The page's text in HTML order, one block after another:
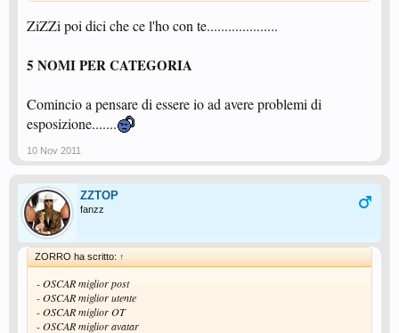
ZiZZi poi dici che ce l'ho con te....................
5 NOMI PER CATEGORIA
Comincio a pensare di essere io ad avere problemi di
esposizione.......
10 Nov 2011
ZZTOP
fanzz
ZORRO ha scritto: ↑
- OSCAR miglior post
- OSCAR miglior utente
- OSCAR miglior OT
- OSCAR miglior avatar